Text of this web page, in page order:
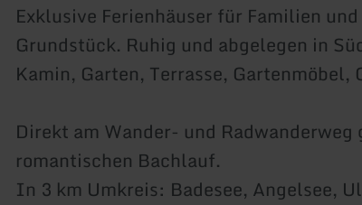
Exklusive Ferienhäuser für Familien
Grundstück. Ruhig und abgelegen in
Kamin, Garten, Terrasse, Gartenmöbel,
Direkt am Wander- und
romantischen Bachlauf.
In 3 km Umkreis: Badesee, Angelsee,